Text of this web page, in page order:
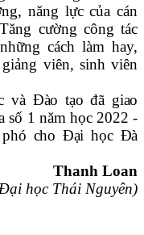
năng lực của cán
cường công tác
cách làm hay,
viên, sinh viên
và Đào tạo đã giao
số 1 năm học 2022 -
cho Đại học Đà
Thanh Loan
học Thái Nguyên)